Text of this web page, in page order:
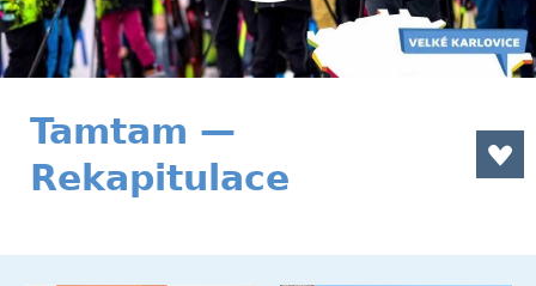
Tamtam —
Rekapitulace